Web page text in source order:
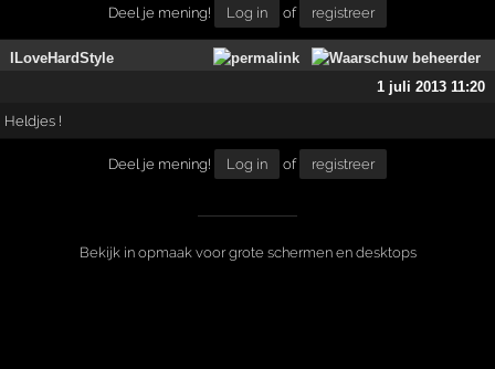
Deel je mening! Log in of registreer
ILoveHardStyle
1 juli 2013 11:20
Heldjes !
Deel je mening! Log in of registreer
Bekijk in opmaak voor grote schermen en desktops